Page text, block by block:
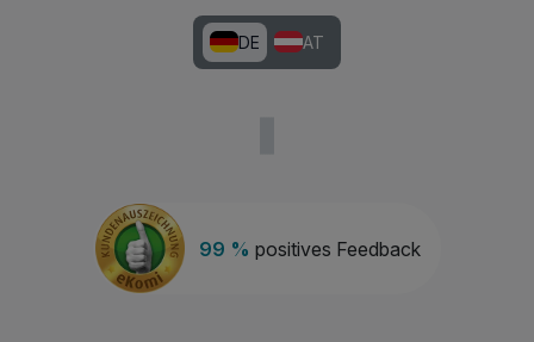
99 % positives Feedback
DE AT